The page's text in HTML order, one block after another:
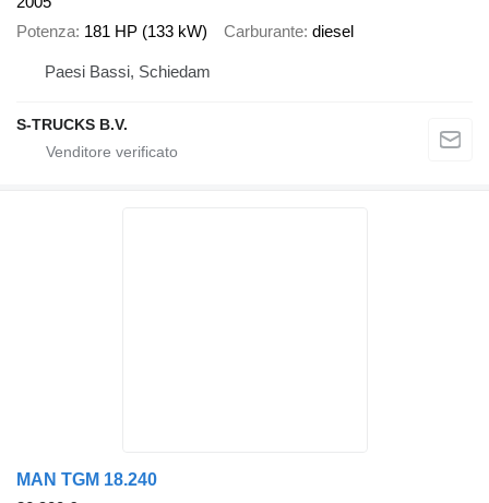
Potenza 181 HP (133 kW) Carburante diesel
Paesi Bassi, Schiedam
S-TRUCKS B.V.
MAN TGM 18.240